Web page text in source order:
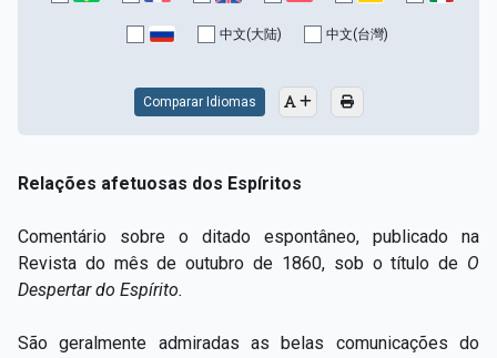
中文(大陆) 中文(台灣)
Comparar Idiomas
Relações afetuosas dos Espíritos
Comentário sobre o ditado espontâneo, publicado na
Revista do mês de outubro de 1860, sob o título de O
Despertar do Espírito.
São geralmente admiradas as belas comunicações do